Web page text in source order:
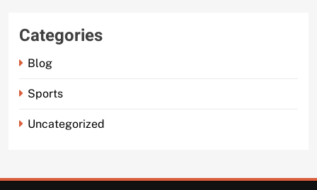
Categories
Blog
Sports
Uncategorized